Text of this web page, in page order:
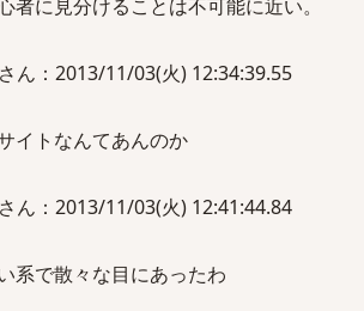
者に見分けることは不可能に近い。
ん：2013/11/03(火) 12:34:39.55
イトなんてあんのか
ん：2013/11/03(火) 12:41:44.84
系で散々な目にあったわ